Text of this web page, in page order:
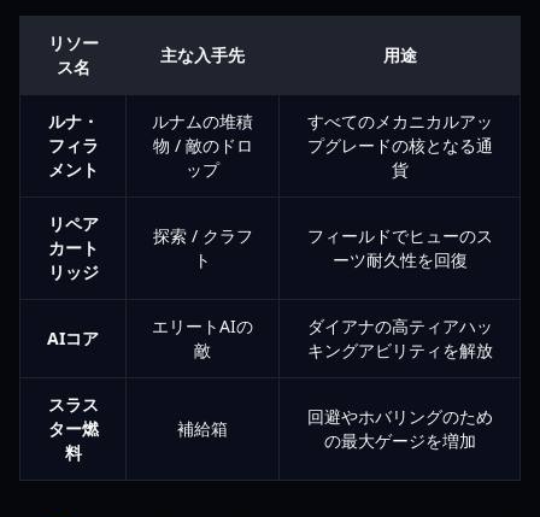
リソー
ス名
主な入手先 用途
ルナ・
フィラ
メント
ルナムの堆積
物 / 敵のドロ
ップ
すべてのメカニカルアッ
プグレードの核となる通
貨
リペア
カート
リッジ
探索 / クラフ
ト
フィールドでヒューのス
ーツ耐久性を回復
AIコア
エリートAIの
敵
ダイアナの高ティアハッ
キングアビリティを解放
スラス
ター燃
料
補給箱
回避やホバリングのため
の最大ゲージを増加